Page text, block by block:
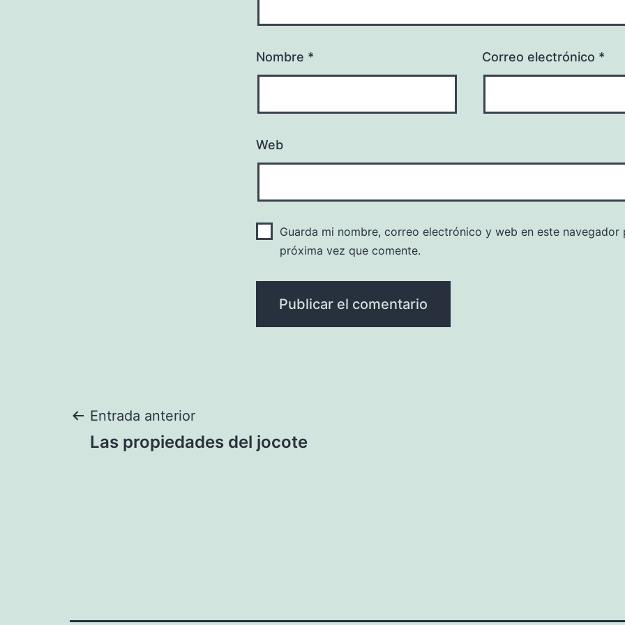
Nombre * Correo electrónico *
Web
Guarda mi nombre, correo electrónico y web en este navegador
próxima vez que comente.
Navegación
Entrada anterior
Las propiedades del jocote